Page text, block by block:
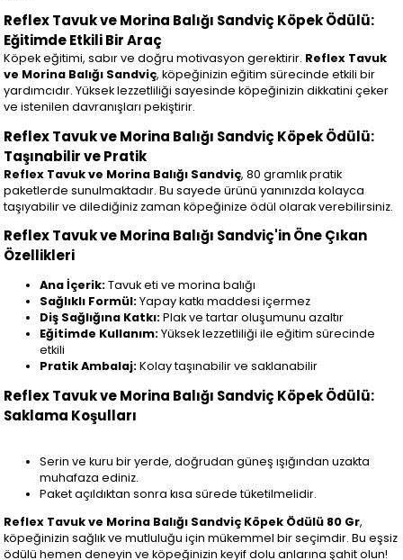
Reflex Tavuk ve Morina Balığı Sandviç Köpek Ödülü:
Eğitimde Etkili Bir Araç
Köpek eğitimi, sabır ve doğru motivasyon gerektirir. Reflex Tavuk
ve Morina Balığı Sandviç, köpeğinizin eğitim sürecinde etkili bir
yardımcıdır. Yüksek lezzetliliği sayesinde köpeğinizin dikkatini çeker
ve istenilen davranışları pekiştirir.
Reflex Tavuk ve Morina Balığı Sandviç Köpek Ödülü:
Taşınabilir ve Pratik
Reflex Tavuk ve Morina Balığı Sandviç, 80 gramlık pratik
paketlerde sunulmaktadır. Bu sayede ürünü yanınızda kolayca
taşıyabilir ve dilediğiniz zaman köpeğinize ödül olarak verebilirsiniz.
Reflex Tavuk ve Morina Balığı Sandviç'in Öne Çıkan
Özellikleri
Ana İçerik:Tavuk eti ve morina balığı
Sağlıklı Formül:Yapay katkı maddesi içermez
Diş Sağlığına Katkı:Plak ve tartar oluşumunu azaltır
Eğitimde Kullanım:Yüksek lezzetliliği ile eğitim sürecinde
etkili
Pratik Ambalaj:Kolay taşınabilir ve saklanabilir
Reflex Tavuk ve Morina Balığı Sandviç Köpek Ödülü:
Saklama Koşulları
Serin ve kuru bir yerde, doğrudan güneş ışığından uzakta
muhafaza ediniz.
Paket açıldıktan sonra kısa sürede tüketilmelidir.
Reflex Tavuk ve Morina Balığı Sandviç Köpek Ödülü 80 Gr,
köpeğinizin sağlık ve mutluluğu için mükemmel bir seçimdir. Bu eşsiz
ödülü hemen deneyin ve köpeğinizin keyif dolu anlarına şahit olun!